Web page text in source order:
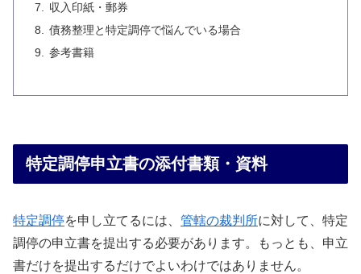
収入印紙・郵券
債務整理と特定調停で悩んでいる場合
参考書籍
特定調停申立書の添付書類・資料
特定調停を申し立てるには、 管轄の裁判所に対して、特定
調停の申立書を提出する必要があります。もっとも、申立
書だけを提出するだけでよいわけではありません。